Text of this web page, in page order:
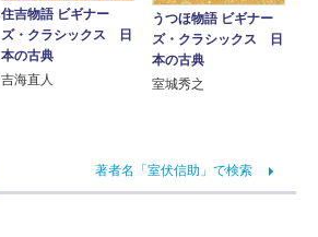
住吉物語 ビギナー
ズ・クラシックス 日
本の古典
吉海直人
うつほ物語 ビギナー
ズ・クラシックス 日
本の古典
室城秀之
著者名「室伏信助」で検索